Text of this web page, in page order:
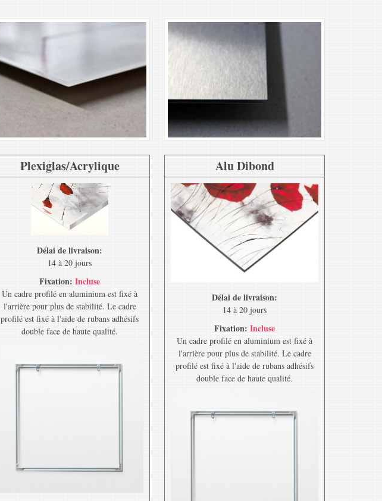
Plexiglas/Acrylique
Délai de livraison:
14 à 20 jours
Fixation: Incluse
Un cadre profilé en aluminium est fixé à
l'arrière pour plus de stabilité. Le cadre
profilé est fixé à l'aide de rubans adhésifs
double face de haute qualité.
Alu Dibond
Délai de livraison:
14 à 20 jours
Fixation: Incluse
Un cadre profilé en aluminium est fixé à
l'arrière pour plus de stabilité. Le cadre
profilé est fixé à l'aide de rubans adhésifs
double face de haute qualité.